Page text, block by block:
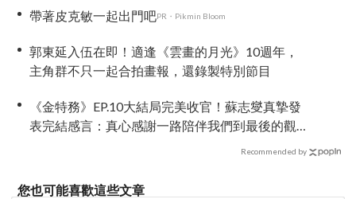
帶著皮克敏一起出門吧PR・Pikmin Bloom
郭東延入伍在即！適逢《雲畫的月光》10週年，
主角群不只一起合拍畫報，還錄製特別節目
《金特務》EP.10大結局完美收官！蘇志燮真摯發
表完結感言：真心感謝一路陪伴我們到最後的觀
Recommended by
您也可能喜歡這些文章